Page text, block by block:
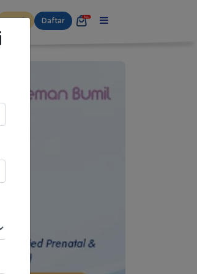
Daftar